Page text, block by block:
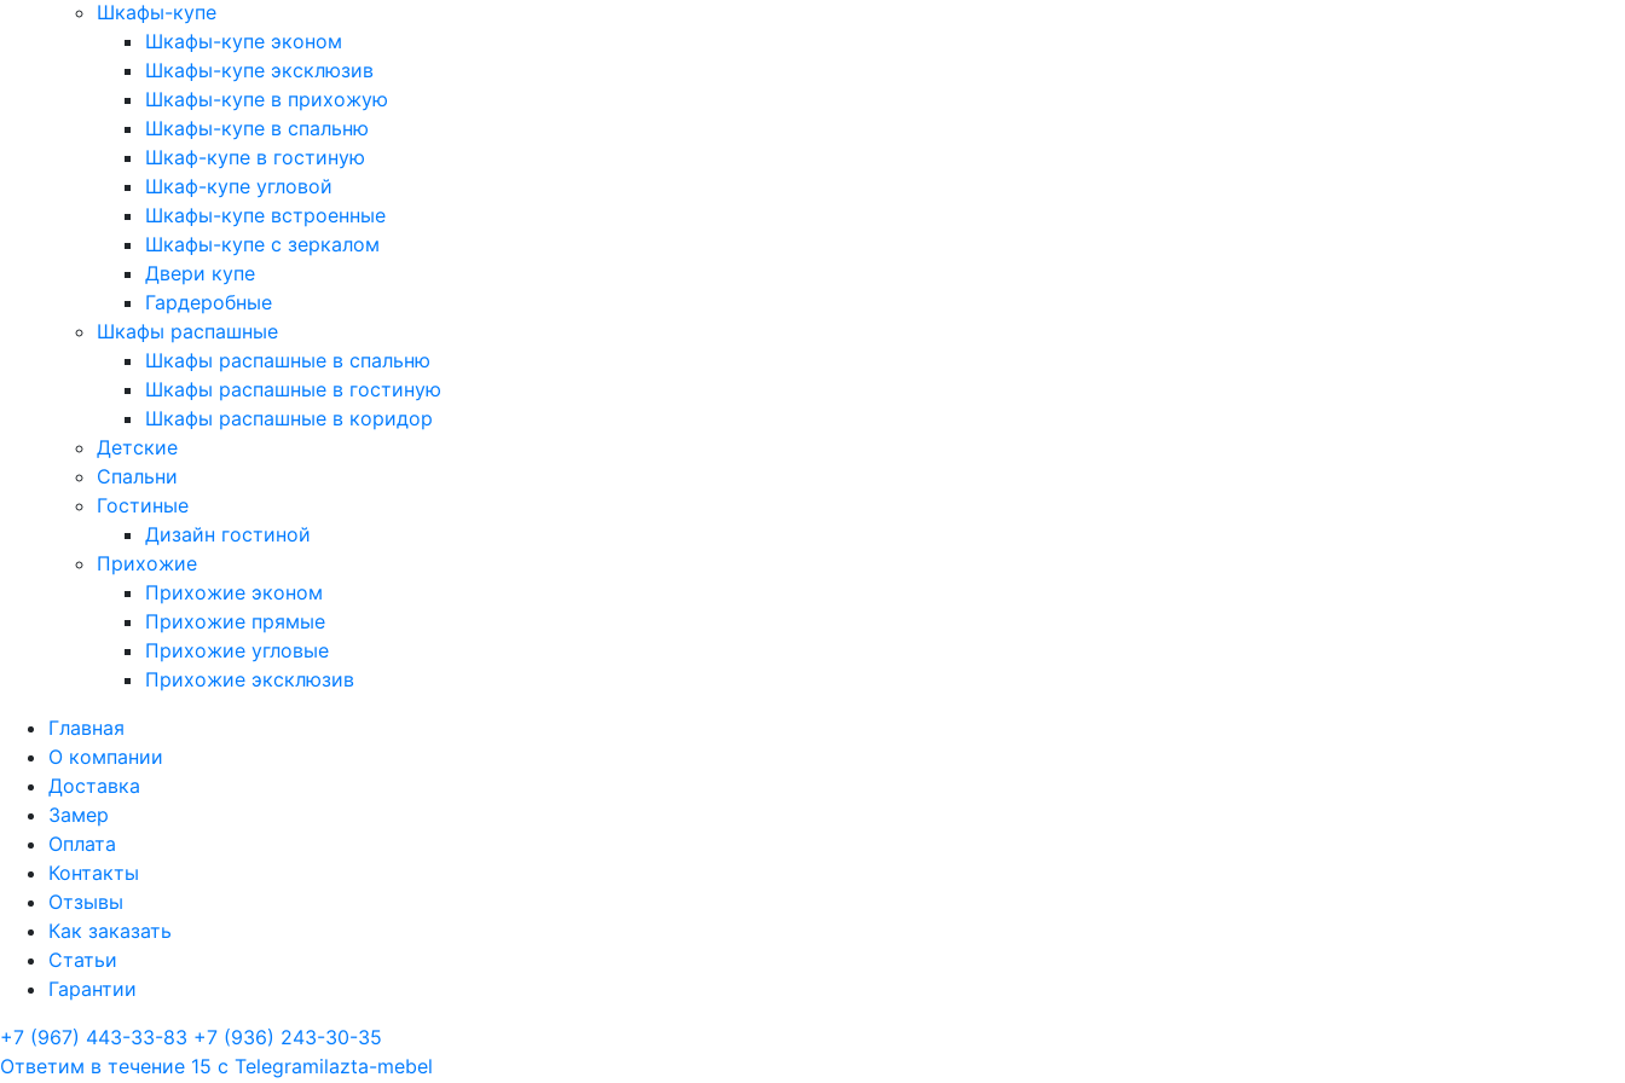
Шкафы-купе
Шкафы-купе эконом
Шкафы-купе эксклюзив
Шкафы-купе в прихожую
Шкафы-купе в спальню
Шкаф-купе в гостиную
Шкаф-купе угловой
Шкафы-купе встроенные
Шкафы-купе с зеркалом
Двери купе
Гардеробные
Шкафы распашные
Шкафы распашные в спальню
Шкафы распашные в гостиную
Шкафы распашные в коридор
Детские
Спальни
Гостиные
Дизайн гостиной
Прихожие
Прихожие эконом
Прихожие прямые
Прихожие угловые
Прихожие эксклюзив
Главная
О компании
Доставка
Замер
Оплата
Контакты
Отзывы
Как заказать
Статьи
Гарантии
+7 (967) 443-33-83 +7 (936) 243-30-35
Ответим в течение 15 с Telegramilazta-mebel